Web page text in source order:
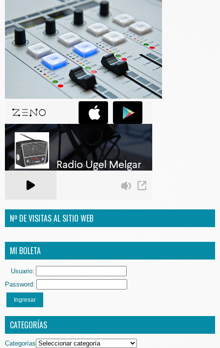
Nº DE VISITAS AL SITIO WEB
MI BOLETA
Usuario:
Password:
Ingresar
CATEGORÍAS
Categorías